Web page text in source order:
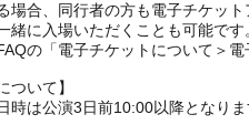
場合、同行者の方も電子チケッ
に入場いただくことも可能です
の「電子チケットについて＞電
ついて】
は公演3日前10:00以降となり